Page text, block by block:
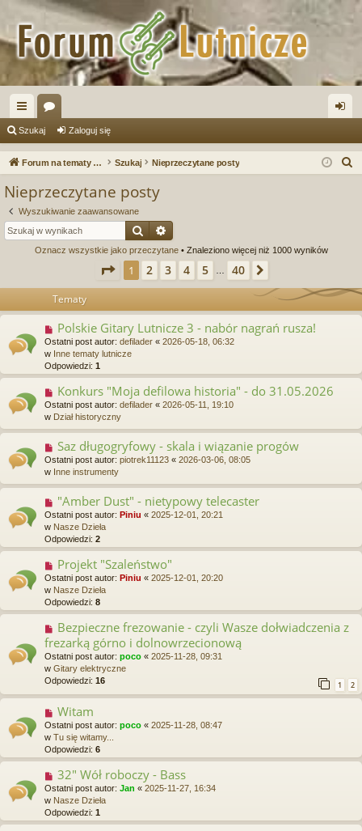
ię
ce
or
a og
Szukaj Zaloguj się
Forum na tematy budowy instrumentów Szukaj Nieprzeczytane posty
Nieprzeczytane posty
Wyszukiwanie zaawansowane
Szukaj
Oznacz wszystkie jako przeczytane• Znaleziono więcej niż 1000 wyników
Strona z 40
1 2 3 4 5 40
Tematy
N
o
w
y
p
o
s
t
Polskie Gitary Lutnicze 3 - nabór nagrań rusza!
Ostatni post autor: defilader « 2026-05-18, 06:32
w Inne tematy lutnicze
Odpowiedzi: 1
N
o
w
o
s
t
Konkurs "Moja defilowa historia" - do 31.05.2026
Ostatni post autor: defilader « 2026-05-11, 19:10
w Dział historyczny
N
o
w
s
t
Saz długogryfowy - skala i wiązanie progów
Ostatni post autor: piotrek11123 « 2026-03-06, 08:05
w Inne instrumenty
N
o
w
y
p
o
s
t
"Amber Dust" - nietypowy telecaster
Ostatni post autor: Piniu « 2025-12-01, 20:21
w Nasze Dzieła
Odpowiedzi: 2
N
o
w
y
p
o
s
t
Projekt "Szaleństwo"
Ostatni post autor: Piniu « 2025-12-01, 20:20
w Nasze Dzieła
Odpowiedzi: 8
N
w
y
p
o
s
Bezpieczne frezowanie - czyli Wasze dołwiadczenia z
frezarką górno i dolnowrzecionową
Ostatni post autor: poco « 2025-11-28, 09:31
w Gitary elektryczne
Odpowiedzi: 16 1 2
N
o
w
y
p
o
s
t
Witam
Ostatni post autor: poco « 2025-11-28, 08:47
w Tu się witamy...
Odpowiedzi: 6
N
o
w
y
p
32" Wół roboczy - Bass
Ostatni post autor: Jan « 2025-11-27, 16:34
w Nasze Dzieła
Odpowiedzi: 1